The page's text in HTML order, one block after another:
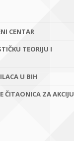
CENTAR
TEORIJU I
U BIH
ČITAONICA ZA AKCIJU